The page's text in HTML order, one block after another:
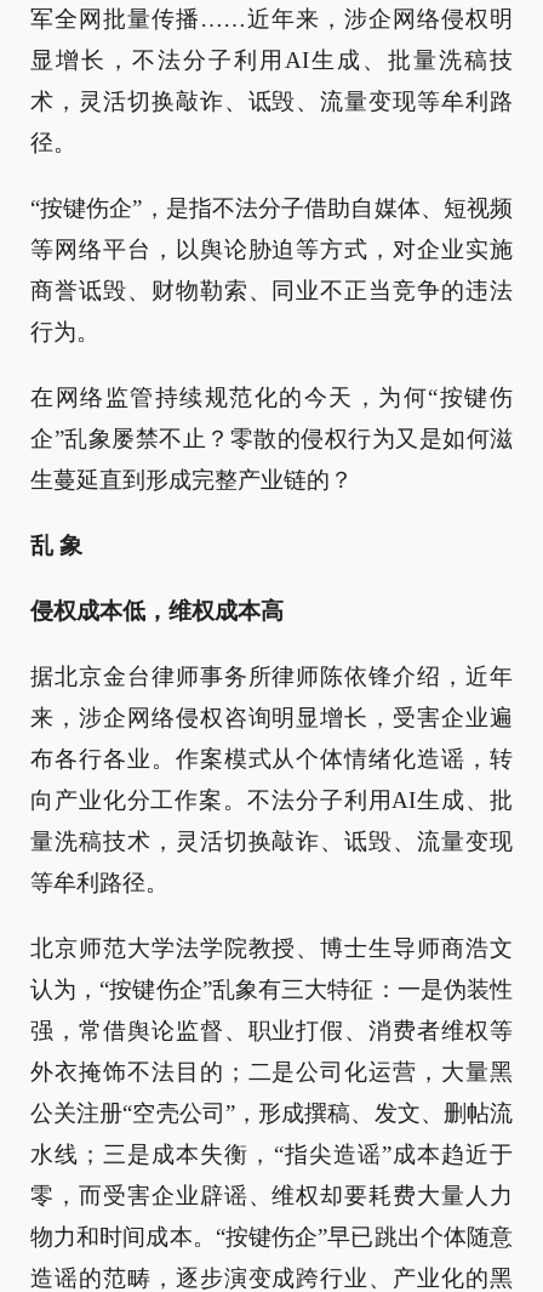
军全网批量传播……近年来，涉企网络侵权明
显增长，不法分子利用AI生成、批量洗稿技
术，灵活切换敲诈、诋毁、流量变现等牟利路
径。
“按键伤企”，是指不法分子借助自媒体、短视频
等网络平台，以舆论胁迫等方式，对企业实施
商誉诋毁、财物勒索、同业不正当竞争的违法
行为。
在网络监管持续规范化的今天，为何“按键伤
企”乱象屡禁不止？零散的侵权行为又是如何滋
生蔓延直到形成完整产业链的？
乱 象
侵权成本低，维权成本高
据北京金台律师事务所律师陈依锋介绍，近年
来，涉企网络侵权咨询明显增长，受害企业遍
布各行各业。作案模式从个体情绪化造谣，转
向产业化分工作案。不法分子利用AI生成、批
量洗稿技术，灵活切换敲诈、诋毁、流量变现
等牟利路径。
北京师范大学法学院教授、博士生导师商浩文
认为，“按键伤企”乱象有三大特征：一是伪装性
强，常借舆论监督、职业打假、消费者维权等
外衣掩饰不法目的；二是公司化运营，大量黑
公关注册“空壳公司”，形成撰稿、发文、删帖流
水线；三是成本失衡，“指尖造谣”成本趋近于
零，而受害企业辟谣、维权却要耗费大量人力
物力和时间成本。“按键伤企”早已跳出个体随意
造谣的范畴，逐步演变成跨行业、产业化的黑